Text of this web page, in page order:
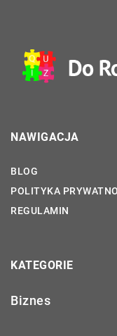
NAWIGACJA
BLOG
POLITYKA
REGULAMIN
KATEGORIE
Biznes